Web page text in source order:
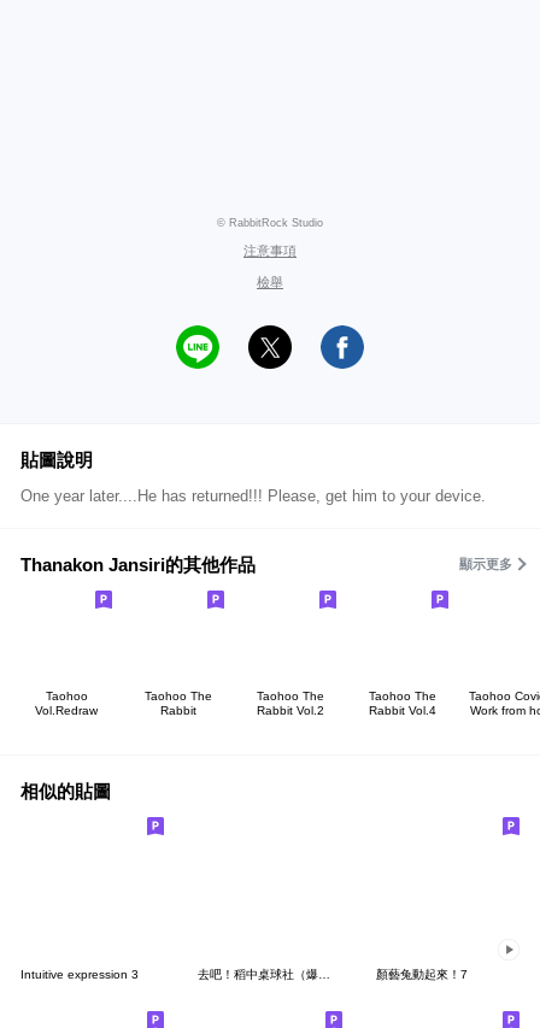
© RabbitRock Studio
注意事項
檢舉
貼圖說明
One year later....He has returned!!! Please, get him to your device.
Thanakon Jansiri的其他作品 顯示更多
Taohoo
Vol.Redraw
Taohoo The
Rabbit
Taohoo The
Rabbit Vol.2
Taohoo The
Rabbit Vol.4
Taohoo
Work from
相似的貼圖
Intuitive expression 3 去吧！稻中桌球社（爆笑篇） 顏藝兔動起來！7